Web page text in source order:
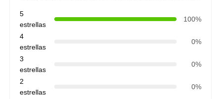
5
estrellas
100%
4
estrellas
0%
3
estrellas
0%
2
estrellas
0%